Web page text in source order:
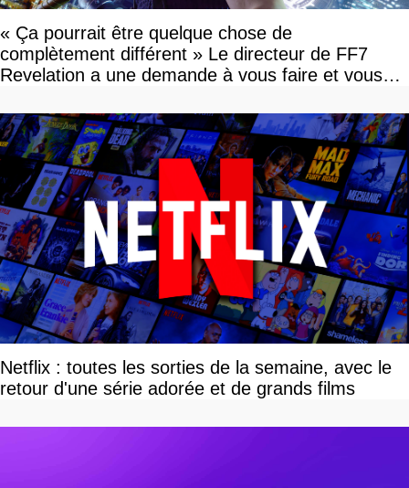
« Ça pourrait être quelque chose de
complètement différent » Le directeur de FF7
Revelation a une demande à vous faire et vous
Netflix : toutes les sorties de la semaine, avec le
retour d'une série adorée et de grands films